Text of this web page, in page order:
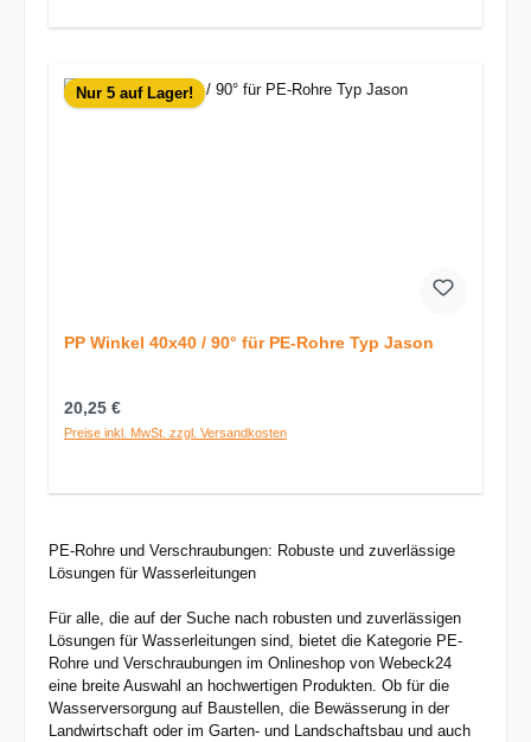
Nur 5 auf Lager!
PP Winkel 40x40 / 90° für PE-Rohre Typ Jason
Regulärer Preis:
20,25 €
Preise inkl. MwSt. zzgl. Versandkosten
PE-Rohre und Verschraubungen: Robuste und zuverlässige
Lösungen für Wasserleitungen
Für alle, die auf der Suche nach robusten und zuverlässigen
Lösungen für Wasserleitungen sind, bietet die Kategorie PE-
Rohre und Verschraubungen im Onlineshop von Webeck24
eine breite Auswahl an hochwertigen Produkten. Ob für die
Wasserversorgung auf Baustellen, die Bewässerung in der
Landwirtschaft oder im Garten- und Landschaftsbau und auch